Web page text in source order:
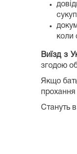
коли
Виїзд з
згодою
Якщо
прохання
Стануть в